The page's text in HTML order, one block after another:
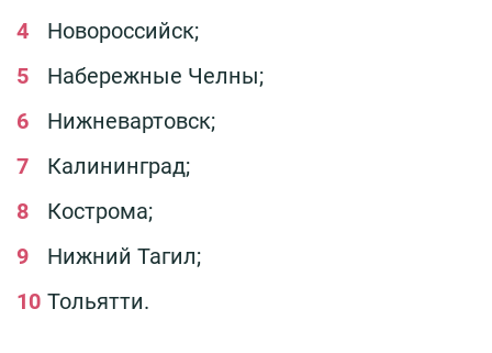
Новороссийск;
Набережные Челны;
Нижневартовск;
Калининград;
Кострома;
Нижний Тагил;
Тольятти.